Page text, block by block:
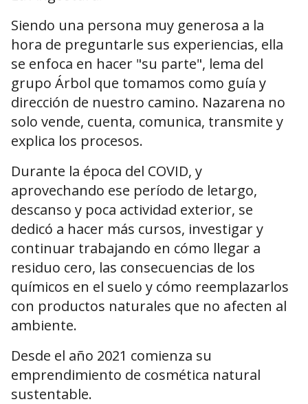
Siendo una persona muy generosa a la
hora de preguntarle sus experiencias, ella
se enfoca en hacer "su parte", lema del
grupo Árbol que tomamos como guía y
dirección de nuestro camino. Nazarena no
solo vende, cuenta, comunica, transmite y
explica los procesos.
Durante la época del COVID, y
aprovechando ese período de letargo,
descanso y poca actividad exterior, se
dedicó a hacer más cursos, investigar y
continuar trabajando en cómo llegar a
residuo cero, las consecuencias de los
químicos en el suelo y cómo reemplazarlos
con productos naturales que no afecten al
ambiente.
Desde el año 2021 comienza su
emprendimiento de cosmética natural
sustentable.